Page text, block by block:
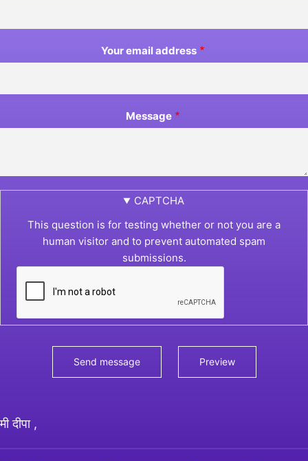
Your email address
Message
CAPTCHA
This question is for testing whether or not you are a
human visitor and to prevent automated spam
submissions.
मी दीपा ,